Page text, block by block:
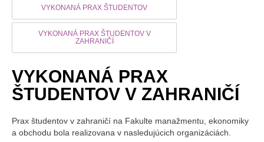
VYKONANÁ PRAX ŠTUDENTOV
VYKONANÁ PRAX ŠTUDENTOV V
ZAHRANIČÍ
VYKONANÁ PRAX
ŠTUDENTOV V ZAHRANIČÍ
Prax študentov v zahraničí na Fakulte manažmentu, ekonomiky
a obchodu bola realizovana v nasledujúcich organizáciách.